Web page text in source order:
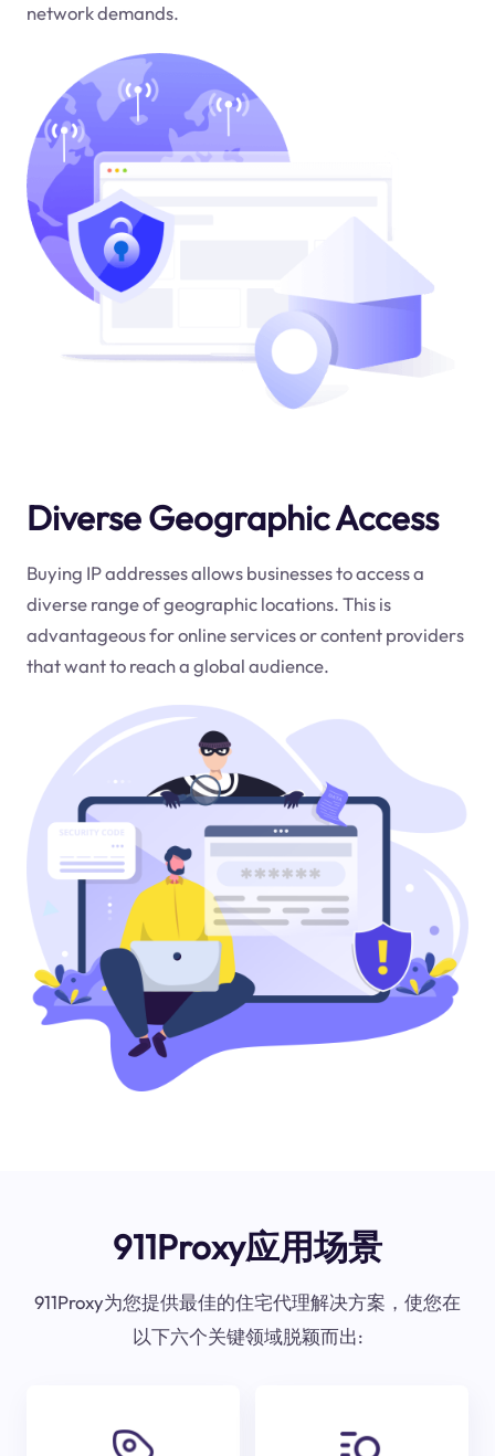
network demands.
Diverse Geographic Access
Buying IP addresses allows businesses to access a
diverse range of geographic locations. This is
advantageous for online services or content providers
that want to reach a global audience.
911Proxy应用场景
911Proxy为您提供最佳的住宅代理解决方案，使您在
以下六个关键领域脱颖而出: